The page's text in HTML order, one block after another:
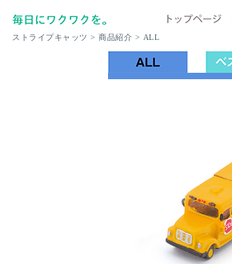
ストライプキャッツ > 商品紹介 > ALL